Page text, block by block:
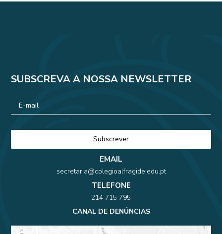
SUBSCREVA A NOSSA NEWSLETTER
EMAIL
secretaria@colegioalfragide.edu.pt
TELEFONE
214 715 795
CANAL DE DENÚNCIAS